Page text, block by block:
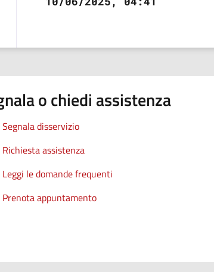
o chiedi assistenza
Segnala disservizio
Richiesta assistenza
Leggi le domande frequenti
Prenota appuntamento